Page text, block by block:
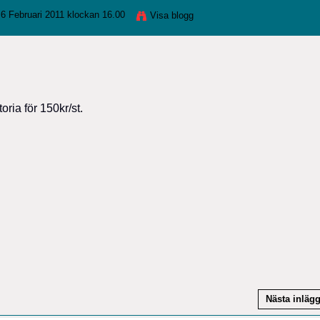
Februari 2011 klockan 16.00 Visa blogg
för 150kr/st.
Nästa